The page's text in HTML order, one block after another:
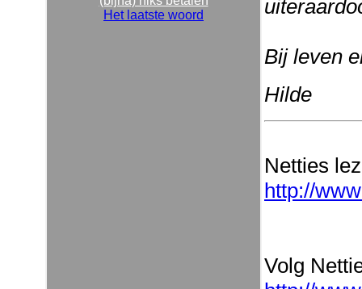
Het laatste woord
Bij leven
Hilde
Netties
http://
Volg